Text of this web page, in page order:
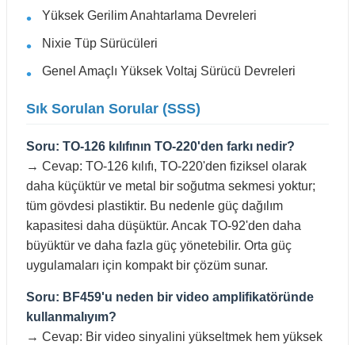
Yüksek Gerilim Anahtarlama Devreleri
Nixie Tüp Sürücüleri
Genel Amaçlı Yüksek Voltaj Sürücü Devreleri
Sık Sorulan Sorular (SSS)
Soru: TO-126 kılıfının TO-220'den farkı nedir?
→ Cevap: TO-126 kılıfı, TO-220'den fiziksel olarak
daha küçüktür ve metal bir soğutma sekmesi yoktur;
tüm gövdesi plastiktir. Bu nedenle güç dağılım
kapasitesi daha düşüktür. Ancak TO-92'den daha
büyüktür ve daha fazla güç yönetebilir. Orta güç
uygulamaları için kompakt bir çözüm sunar.
Soru: BF459'u neden bir video amplifikatöründe
kullanmalıyım?
→ Cevap: Bir video sinyalini yükseltmek hem yüksek